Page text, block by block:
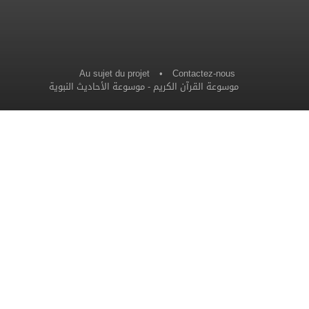
Au sujet du projet • Contactez-nous
موسوعة القرآن الكريم -موسوعة الأحاديث النبوية